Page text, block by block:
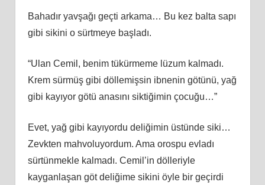
Bahadır yavşağı geçti arkama… Bu kez balta sapı
gibi sikini o sürtmeye başladı.
“Ulan Cemil, benim tükürmeme lüzum kalmadı.
Krem sürmüş gibi döllemişsin ibnenin götünü, yağ
gibi kayıyor götü anasını siktiğimin çocuğu…”
Evet, yağ gibi kayıyordu deliğimin üstünde siki…
Zevkten mahvoluyordum. Ama orospu evladı
sürtünmekle kalmadı. Cemil’in dölleriyle
kayganlaşan göt deliğime sikini öyle bir geçirdi